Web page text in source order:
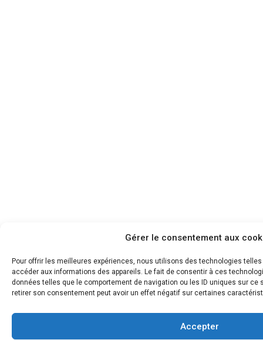
Gérer le consentement aux
Pour offrir les meilleures expériences, nous utilisons des technologies
accéder aux informations des appareils. Le fait de consentir à ces
données telles que le comportement de navigation ou les ID uniques sur ce
retirer son consentement peut avoir un effet négatif sur certaines
Accepter